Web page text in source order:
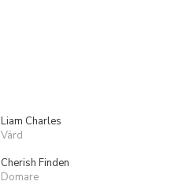
Liam Charles
Värd
Cherish Finden
Domare